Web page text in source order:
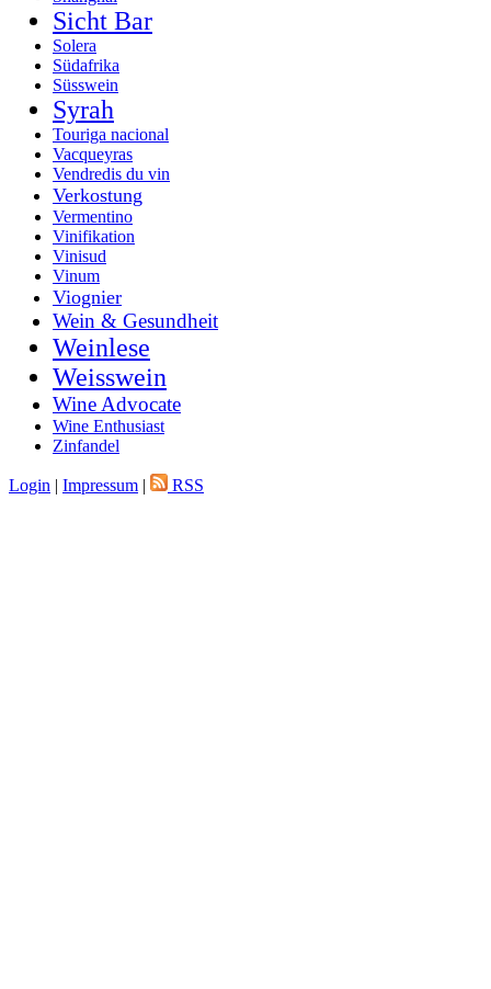
Sicht Bar
Solera
Südafrika
Süsswein
Syrah
Touriga nacional
Vacqueyras
Vendredis du vin
Verkostung
Vermentino
Vinifikation
Vinisud
Vinum
Viognier
Wein & Gesundheit
Weinlese
Weisswein
Wine Advocate
Wine Enthusiast
Zinfandel
Login | Impressum | RSS